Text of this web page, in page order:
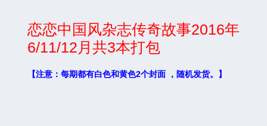
恋恋中国风杂志传奇故事2016年
6/11/12月共3本打包
【注意：每期都有白色和黄色2个封面 ，随机发货。】